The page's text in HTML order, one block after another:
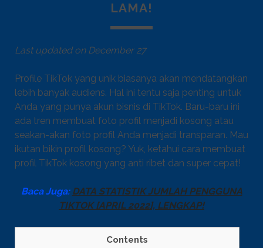
LAMA!
Last updated on December 27
Profile TikTok yang unik biasanya akan mendatangkan
lebih banyak audiens. Hal ini tentu saja penting untuk
Anda yang punya akun bisnis di TikTok. Baru-baru ini
ada tren membuat foto profil menjadi kosong atau
seakan-akan foto profil Anda menjadi transparan. Mau
ikutan bikin profil kosong? Yuk, ketahui cara membuat
profil TikTok kosong yang anti ribet dan super cepat!
Baca Juga: DATA STATISTIK JUMLAH PENGGUNA
TIKTOK [APRIL 2022], LENGKAP!
Contents